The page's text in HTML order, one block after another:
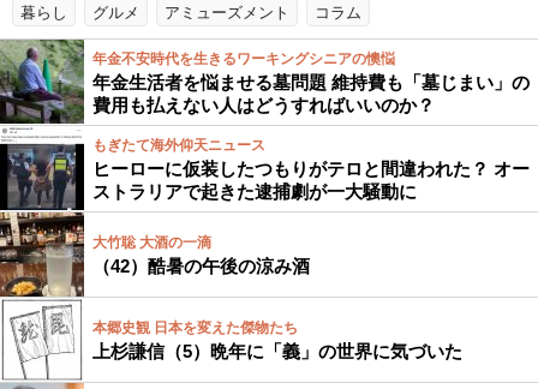
暮らし グルメ アミューズメント コラム
年金不安時代を生きるワーキングシニアの懊悩
年金生活者を悩ませる墓問題 維持費も「墓じまい」の
費用も払えない人はどうすればいいのか？
もぎたて海外仰天ニュース
ヒーローに仮装したつもりがテロと間違われた？ オー
ストラリアで起きた逮捕劇が一大騒動に
大竹聡 大酒の一滴
（42）酷暑の午後の涼み酒
本郷史観 日本を変えた傑物たち
上杉謙信（5）晩年に「義」の世界に気づいた